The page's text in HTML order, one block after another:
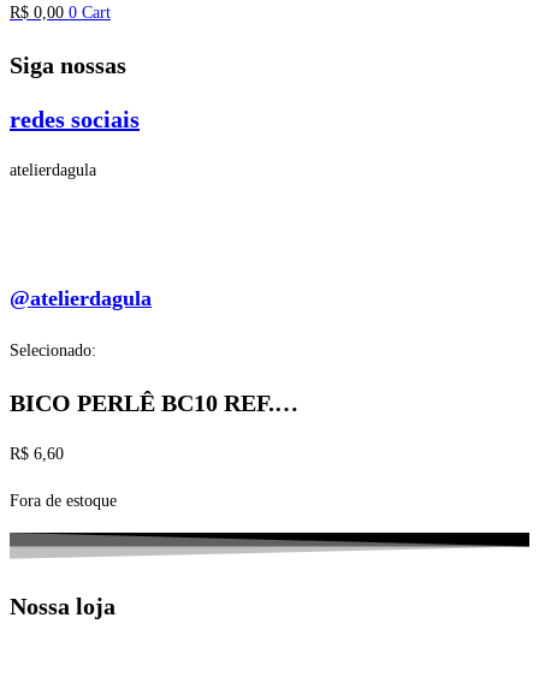
R$ 0,00 0 Cart
Siga nossas
redes sociais
atelierdagula
@atelierdagula
Selecionado:
BICO PERLÊ BC10 REF.…
R$ 6,60
Fora de estoque
Nossa loja